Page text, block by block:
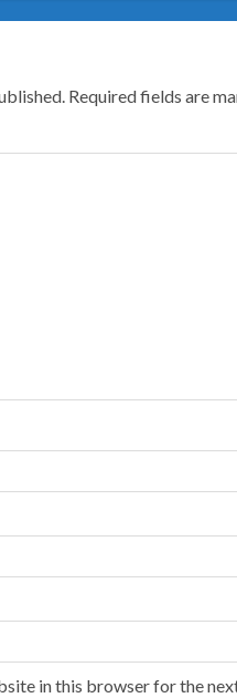
Required fields are
in this browser for the